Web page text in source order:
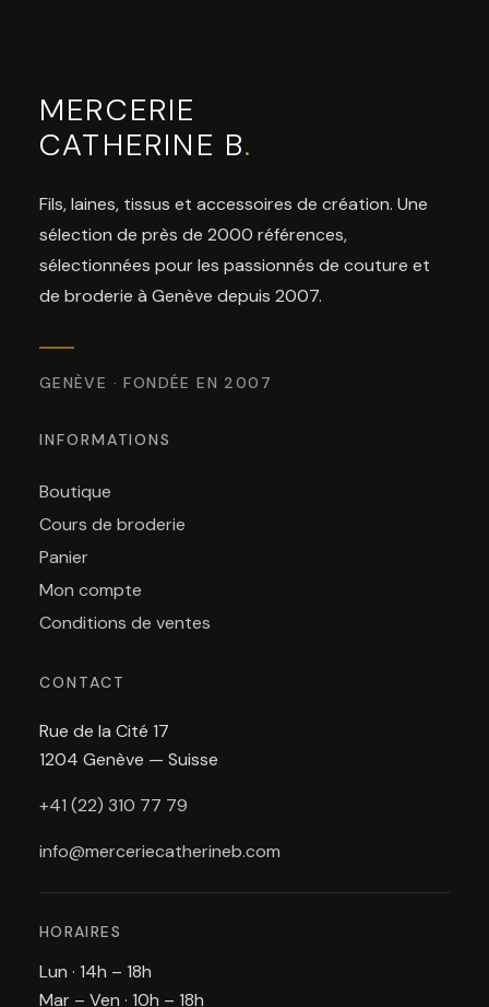
MERCERIE
CATHERINE B.
Fils, laines, tissus et accessoires de création. Une
sélection de près de 2000 références,
sélectionnées pour les passionnés de couture et
de broderie à Genève depuis 2007.
GENÈVE · FONDÉE EN 2007
INFORMATIONS
Boutique
Cours de broderie
Panier
Mon compte
Conditions de ventes
CONTACT
Rue de la Cité 17
1204 Genève — Suisse
+41 (22) 310 77 79
info@merceriecatherineb.com
HORAIRES
Lun · 14h – 18h
Mar – Ven · 10h – 18h